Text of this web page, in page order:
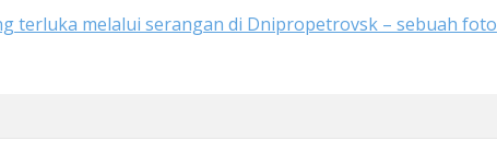
terluka melalui serangan di Dnipropetrovsk – sebuah foto